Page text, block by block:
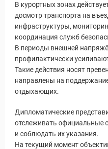
В курортных зонах
досмотр транспорта на
инфраструктуры,
координация служб
В периоды внешней
профилактически
Такие действия носят
направлены на
отдыхающих.
Дипломатические
отслеживать официальные
и соблюдать их указания.
На текущий момент